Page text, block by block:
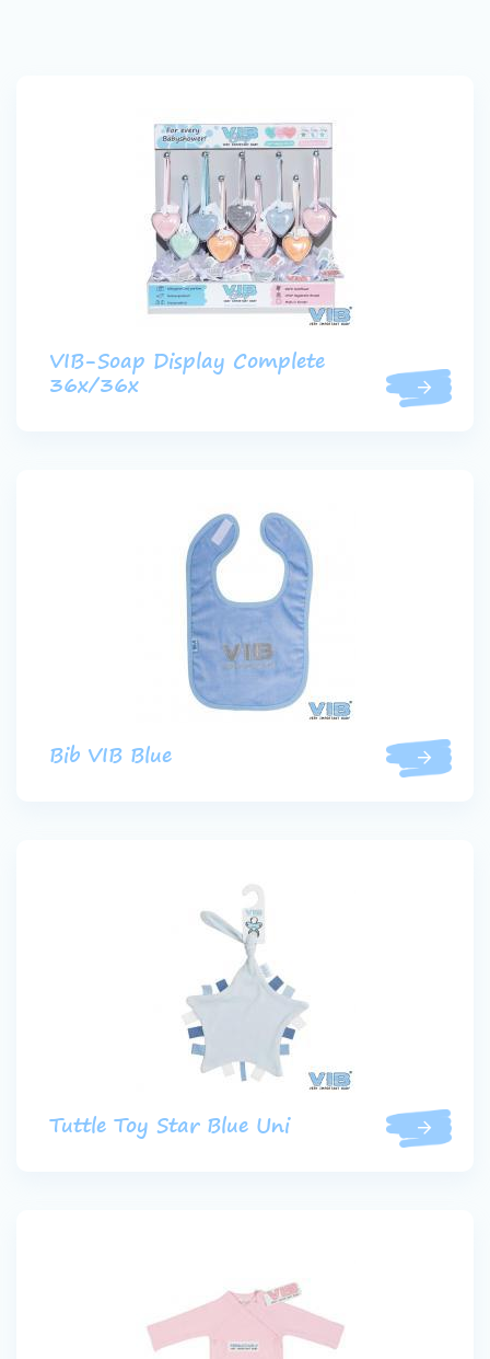
VIB-Soap Display Complete
36x/36x
Bib VIB Blue
Tuttle Toy Star Blue Uni